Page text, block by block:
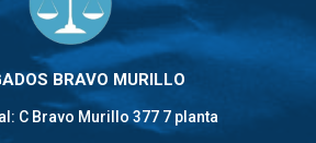
BRAVO MURILLO
C Bravo Murillo 377 7 planta